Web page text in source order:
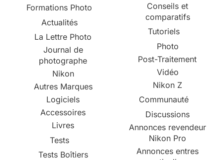
Formations Photo
Actualités
La Lettre Photo
Journal de
photographe
Nikon
Autres Marques
Logiciels
Accessoires
Livres
Tests
Tests Boîtiers
Conseils et
comparatifs
Tutoriels
Photo
Post-Traitement
Vidéo
Nikon Z
Communauté
Discussions
Annonces revendeur
Nikon Pro
Annonces entres